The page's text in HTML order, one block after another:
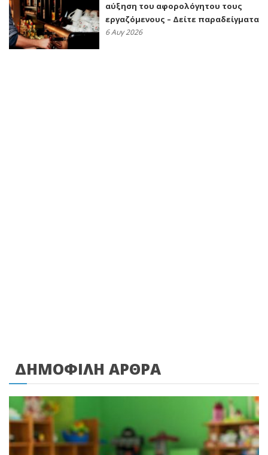
αύξηση του αφορολόγητου τους
εργαζόμενους – Δείτε παραδείγματα
6 Αυγ 2026
ΔΗΜΟΦΙΛΗ ΑΡΘΡΑ